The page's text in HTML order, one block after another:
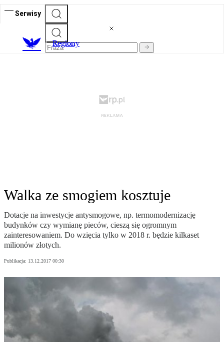
Serwisy
Regiony
Walka ze smogiem kosztuje
Dotacje na inwestycje antysmogowe, np. termomodernizację
budynków czy wymianę pieców, cieszą się ogromnym
zainteresowaniem. Do wzięcia tylko w 2018 r. będzie kilkaset
milionów złotych.
Publikacja: 13.12.2017 00:30